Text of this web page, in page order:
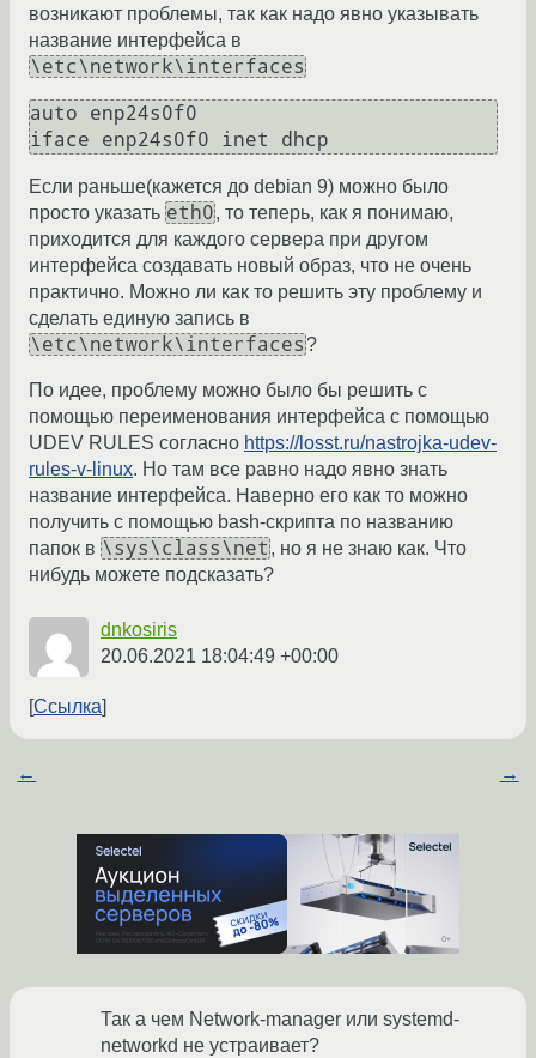
возникают проблемы, так как надо явно указывать
название интерфейса в
\etc\network\interfaces
auto enp24s0f0
Если раньше(кажется до debian 9) можно было
просто указать eth0, то теперь, как я понимаю,
приходится для каждого сервера при другом
интерфейса создавать новый образ, что не очень
практично. Можно ли как то решить эту проблему и
сделать единую запись в
\etc\network\interfaces?
По идее, проблему можно было бы решить с
помощью переименования интерфейса с помощью
UDEV RULES согласно https://losst.ru/nastrojka-udev-
rules-v-linux. Но там все равно надо явно знать
название интерфейса. Наверно его как то можно
получить с помощью bash-скрипта по названию
папок в \sys\class\net , но я не знаю как. Что
нибудь можете подсказать?
dnkosiris
20.06.2021 18:04:49 +00:00
Ссылка
← →
Так а чем Network-manager или systemd-
networkd не устраивает?